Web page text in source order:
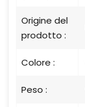
Origine del
prodotto :
Colore :
Peso :